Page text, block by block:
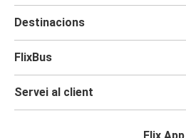
Destinacions
FlixBus
Servei al client